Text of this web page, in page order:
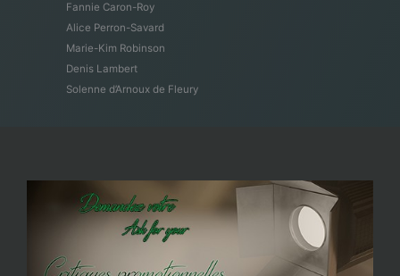
Fannie Caron-Roy
Alice Perron-Savard
Marie-Kim Robinson
Denis Lambert
Solenne d’Arnoux de Fleury